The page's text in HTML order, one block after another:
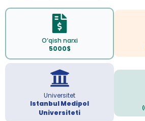
O‘qish narxi
5000$
Universitet
Istanbul Medipol
Universiteti